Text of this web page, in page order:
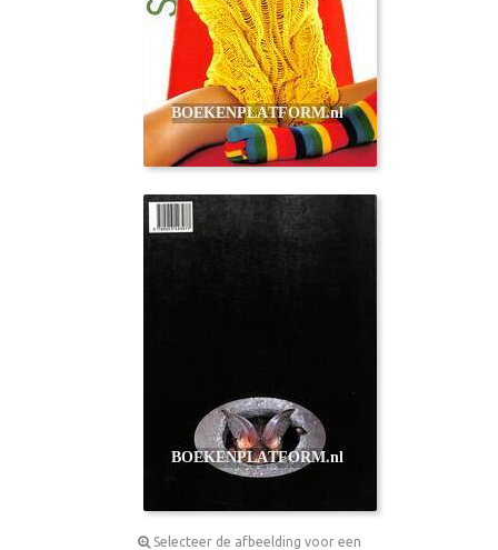
Selecteer de afbeelding voor een